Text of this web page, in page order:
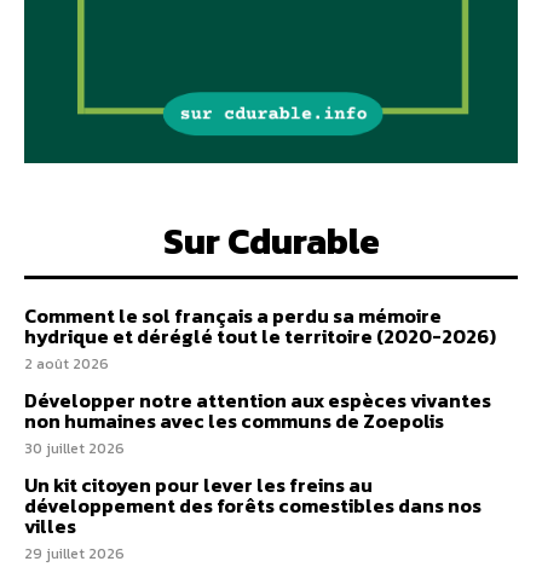
Sur Cdurable
Comment le sol français a perdu sa mémoire
hydrique et déréglé tout le territoire (2020-2026)
2 août 2026
Développer notre attention aux espèces vivantes
non humaines avec les communs de Zoepolis
30 juillet 2026
Un kit citoyen pour lever les freins au
développement des forêts comestibles dans nos
villes
29 juillet 2026